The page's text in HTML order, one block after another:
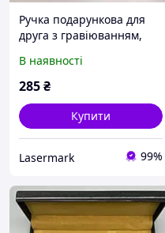
Ручка подарункова для
друга з гравіюванням,
(можна додати ваш текст)
В наявності
285₴
Купити
Lasermark 99%